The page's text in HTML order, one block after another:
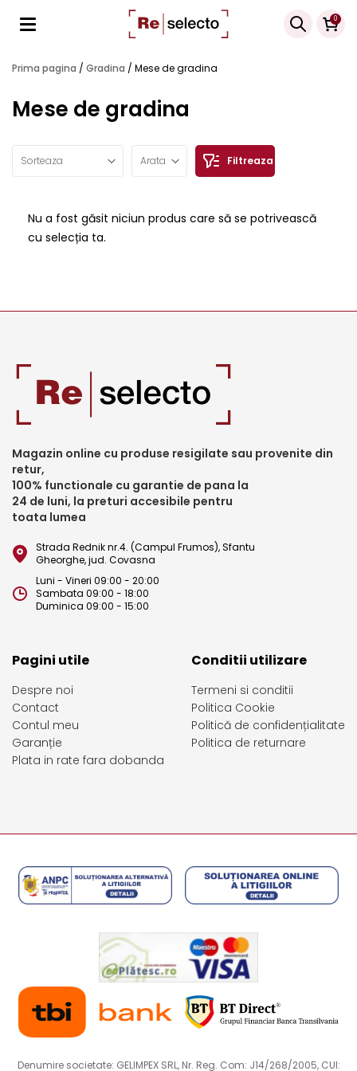
0
Products
search
Prima pagina / Gradina / Mese de gradina
Mese de gradina
Arata
Sorteaza Filtreaza
Nu a fost găsit niciun produs care să se potrivească
cu selecția ta.
Magazin online cu produse resigilate sau provenite din
retur,
100% functionale cu garantie de pana la
24 de luni, la preturi accesibile pentru
toata lumea
Strada Rednik nr.4. (Campul Frumos), Sfantu
Gheorghe, jud. Covasna
Luni - Vineri 09:00 - 20:00
Sambata 09:00 - 18:00
Duminica 09:00 - 15:00
Pagini utile
Despre noi
Contact
Contul meu
Garanție
Plata in rate fara dobanda
Conditii utilizare
Termeni si conditii
Politica Cookie
Politică de confidențialitate
Politica de returnare
Denumire societate: GELIMPEX SRL, Nr. Reg. Com: J14/268/2005, CUI: